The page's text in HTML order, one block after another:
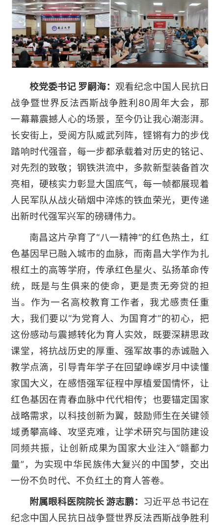
校党委书记 罗嗣海：观看纪念中国人民抗日
战争暨世界反法西斯战争胜利80周年大会，那
一幕幕震撼人心的场景，至今仍让我心潮澎湃。
长安街上，受阅方队威武列阵，铿锵有力的步伐
踏响时代强音，每一步都承载着对历史的铭记、
对先烈的致敬；钢铁洪流中，多款新型装备首次
亮相，硬核实力彰显大国底气，每一帧都展现着
人民军队从战火硝烟中淬炼的铁血荣光，更传递
出新时代强军兴军的磅礴伟力。
南昌这片孕育了“八一精神”的红色热土，红
色基因早已融入城市的血脉，而南昌大学作为扎
根红土的高等学府，传承红色星火、弘扬革命传
统，既是与生俱来的使命，更是责无旁贷的担
当。作为一名高校教育工作者，我尤感责任重
大，我们要以“为党育人、为国育才”的初心，把
这份感动与震撼转化为育人实效，既要深耕思政
课堂，将抗战历史的厚重、强军故事的赤诚融入
教学点滴，引导青年学子在回望峥嵘岁月中读懂
家国大义，在感悟强军征程中厚植爱国情怀，让
红色基因在青春血脉中代代相传；也要锚定国家
战略需求，以科技创新为翼，鼓励师生在关键领
域勇攀高峰、攻坚克难，让学术研究与国防建设
同频共振，让创新成果为国家大业注入“赣鄱力
量”，为实现中华民族伟大复兴的中国梦，交出
一份不负时代、不负红土的育人答卷。
附属眼科医院院长 游志鹏： 习近平总书记在
纪念中国人民抗日战争暨世界反法西斯战争胜利